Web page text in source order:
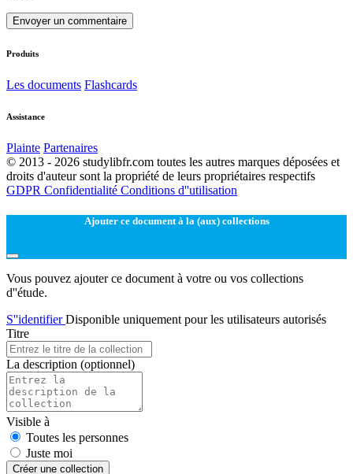
Envoyer un commentaire
Produits
Les documents Flashcards
Assistance
Plainte Partenaires
© 2013 - 2026 studylibfr.com toutes les autres marques déposées et
droits d'auteur sont la propriété de leurs propriétaires respectifs
GDPR Confidentialité Conditions d''utilisation
Ajouter ce document à la (aux) collections
Vous pouvez ajouter ce document à votre ou vos collections
d''étude.
S''identifierDisponible uniquement pour les utilisateurs autorisés
Titre
La description (optionnel)
Visible à
Toutes les personnes
Juste moi
Créer une collection